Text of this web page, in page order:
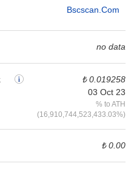
Bscscan.com
no data
₺ 0.019258
03 Oct 23
% to ATH
(16,910,744,523,433.03%)
₺ 0.00